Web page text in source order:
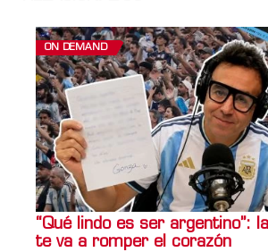
ON DEMAND
“Qué lindo es ser argentino”:
te va a romper el corazón